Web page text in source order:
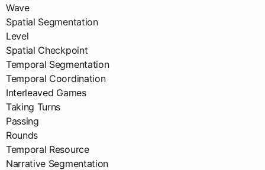
Wave
Spatial Segmentation
Level
Spatial Checkpoint
Temporal Segmentation
Temporal Coordination
Interleaved Games
Taking Turns
Passing
Rounds
Temporal Resource
Narrative Segmentation